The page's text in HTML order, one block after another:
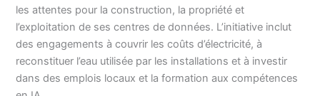
les attentes pour la construction, la propriété et
l’exploitation de ses centres de données. L’initiative inclut
des engagements à couvrir les coûts d’électricité, à
reconstituer l’eau utilisée par les installations et à investir
dans des emplois locaux et la formation aux compétences